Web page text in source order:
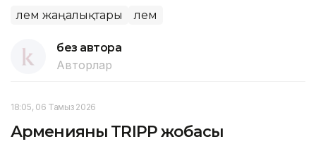
Әлем жаңалықтары Әлем
без автора
Авторлар
18:05, 06 Тамыз 2026
Арменияның TRIPP жобасы